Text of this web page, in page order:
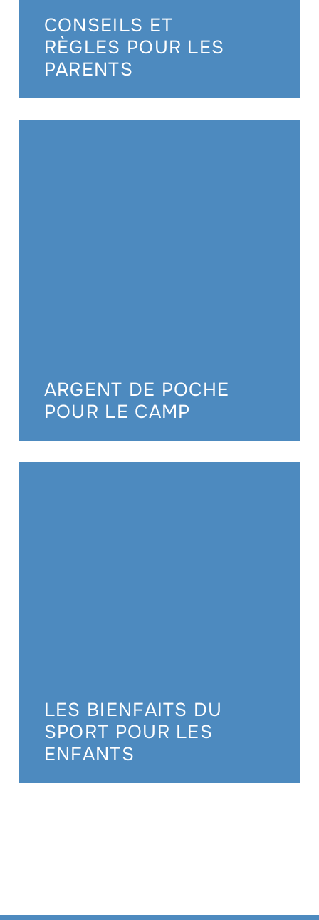
CONSEILS ET
RÈGLES POUR LES
PARENTS
ARGENT DE POCHE
POUR LE CAMP
LES BIENFAITS DU
SPORT POUR LES
ENFANTS